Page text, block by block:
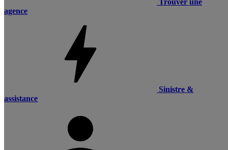
Trouver une
agence
Sinistre &
assistance